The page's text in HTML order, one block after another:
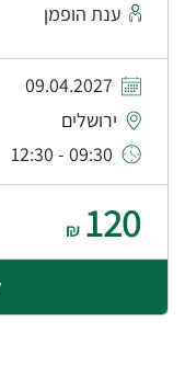
ענת הופמן
09.04.2027
ירושלים
09:30 - 12:30
120
₪